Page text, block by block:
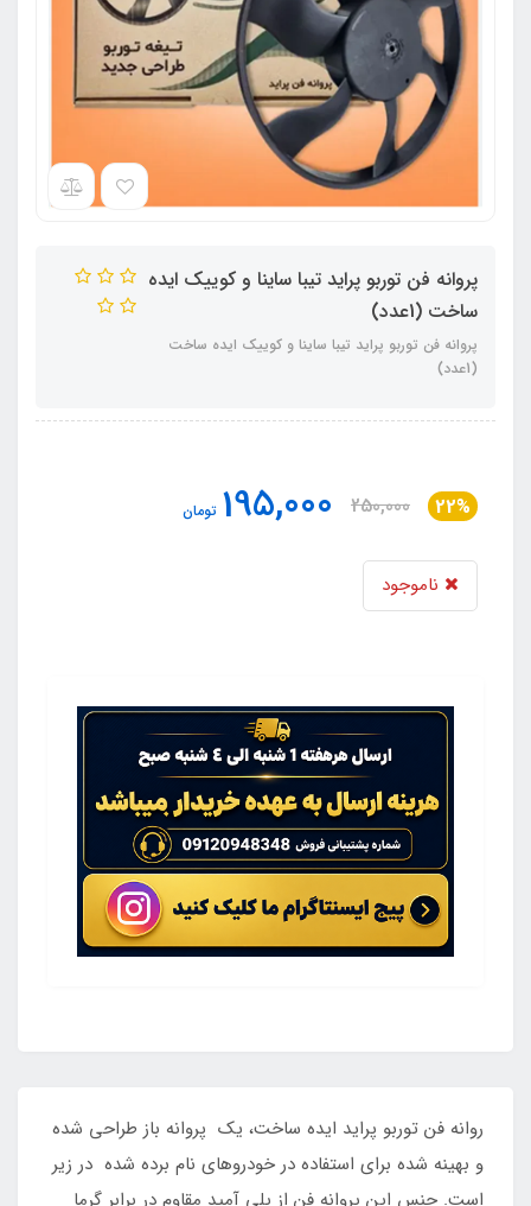
پروانه فن توربو پراید تیبا ساینا و کوییک ایده
ساخت (1عدد)
پروانه فن توربو پراید تیبا ساینا و کوییک ایده ساخت
(1عدد)
22%
250,000
195,000 تومان
ناموجود
روانه فن توربو پراید ایده ساخت، یک پروانه باز طراحی شده
و بهینه شده برای استفاده در خودروهای نام برده شده در زیر